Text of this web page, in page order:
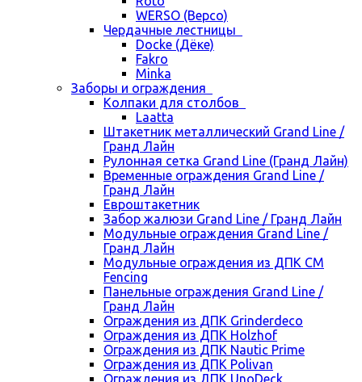
WERSO (Версо)
Чердачные лестницы
Docke (Дёке)
Fakro
Minka
Заборы и ограждения
Колпаки для столбов
Laatta
Штакетник металлический Grand Line /
Гранд Лайн
Рулонная сетка Grand Line (Гранд Лайн)
Временные ограждения Grand Line /
Гранд Лайн
Евроштакетник
Забор жалюзи Grand Line / Гранд Лайн
Модульные ограждения Grand Line /
Гранд Лайн
Модульные ограждения из ДПК CM
Fencing
Панельные ограждения Grand Line /
Гранд Лайн
Ограждения из ДПК Grinderdeco
Ограждения из ДПК Holzhof
Ограждения из ДПК Nautic Prime
Ограждения из ДПК Polivan
Ограждения из ДПК UnoDeck